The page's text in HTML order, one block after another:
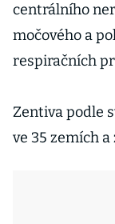
centrálního
močového a
respiračních
Zentiva podle
ve 35 zemích